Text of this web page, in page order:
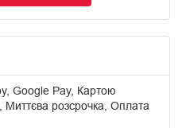
Google Pay, Картою
розсрочка, Оплата